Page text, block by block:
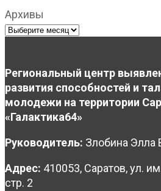
Архивы
Региональный центр
развития способностей и
молодежи на территории
«Галактика64»
Руководитель: Злобина Элла
Адрес: 410053, Саратов, ул.
стр. 2